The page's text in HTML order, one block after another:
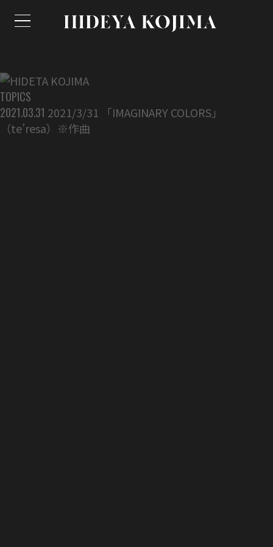
TOPICS
2021.03.31 2021/3/31 「IMAGINARY COLORS」
（te’resa）※作曲